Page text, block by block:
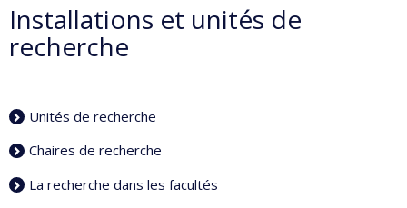
Installations et unités de
recherche
Unités de recherche
Chaires de recherche
La recherche dans les facultés